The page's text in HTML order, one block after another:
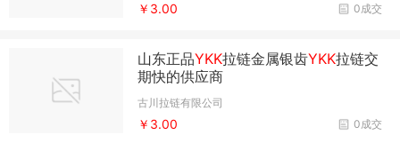
0成交
￥3.00
山东正品YKK拉链金属银齿YKK拉链交
期快的供应商
古川拉链有限公司
0成交
￥3.00